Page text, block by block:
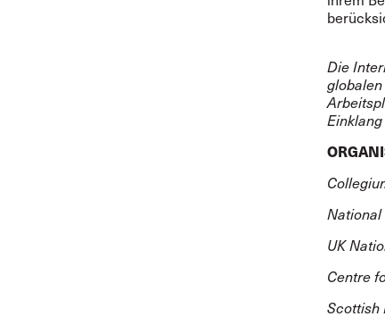
Die
National
UK
Centre
Scottish